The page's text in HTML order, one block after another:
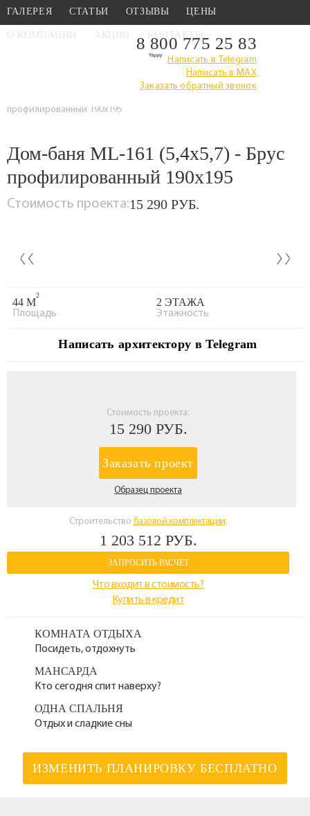
ГАЛЕРЕЯ СТАТЬИ ОТЗЫВЫ ЦЕНЫ
О КОМПАНИИ АКЦИИ КОНТАКТЫ
8 800 775 25 83
Написать в Telegram
Написать в MAX
Заказать обратный звонок
Проекты бань › Проекты бань из
профилированный 190x195
Дом-баня ML-161 (5,4x5,7) - Брус
профилированный 190x195
Стоимость проекта:15 290 РУБ.
‹ ›
44 М
2
Площадь
2 ЭТАЖА
Этажность
Написать архитектору в Telegram
Стоимость проекта:
15 290 РУБ.
Заказать проект
Образец проекта
Строительство базовой комплектации:
1 203 512 РУБ.
ЗАПРОСИТЬ РАСЧЕТ
Что входит в стоимость?
Купить в кредит
КОМНАТА ОТДЫХА
Посидеть, отдохнуть
МАНСАРДА
Кто сегодня спит наверху?
ОДНА СПАЛЬНЯ
Отдых и сладкие сны
ИЗМЕНИТЬ ПЛАНИРОВКУ БЕСПЛАТНО